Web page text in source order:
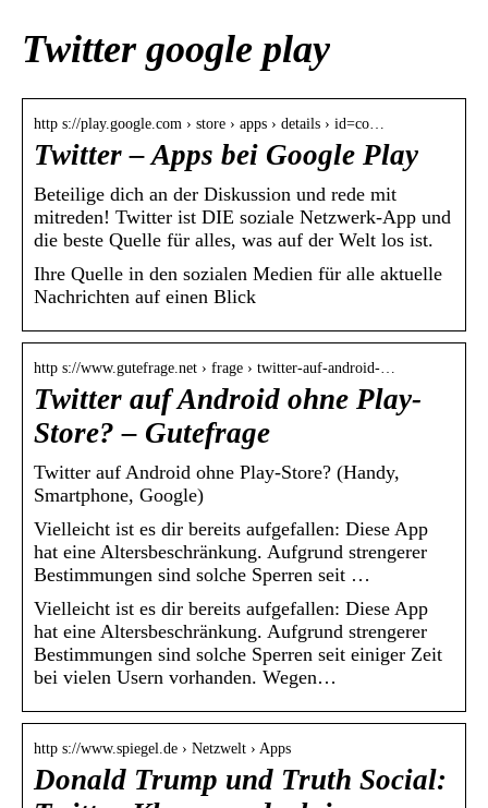
Twitter google play
http s://play.google.com › store › apps › details › id=co…
Twitter – Apps bei Google Play
Beteilige dich an der Diskussion und rede mit
mitreden! Twitter ist DIE soziale Netzwerk-App und
die beste Quelle für alles, was auf der Welt los ist.
Ihre Quelle in den sozialen Medien für alle aktuelle
Nachrichten auf einen Blick
http s://www.gutefrage.net › frage › twitter-auf-android-…
Twitter auf Android ohne Play-
Store? – Gutefrage
Twitter auf Android ohne Play-Store? (Handy,
Smartphone, Google)
Vielleicht ist es dir bereits aufgefallen: Diese App
hat eine Altersbeschränkung. Aufgrund strengerer
Bestimmungen sind solche Sperren seit …
Vielleicht ist es dir bereits aufgefallen: Diese App
hat eine Altersbeschränkung. Aufgrund strengerer
Bestimmungen sind solche Sperren seit einiger Zeit
bei vielen Usern vorhanden. Wegen…
http s://www.spiegel.de › Netzwelt › Apps
Donald Trump und Truth Social: